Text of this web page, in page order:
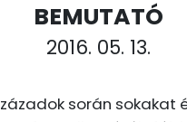
BEMUTATÓ
2016. 05. 13.
során sokakat